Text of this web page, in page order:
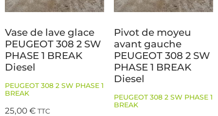
Vase de lave glace
PEUGEOT 308 2 SW
PHASE 1 BREAK
Diesel
PEUGEOT 308 2 SW PHASE 1
BREAK
25,00€ TTC
Pivot de moyeu
avant gauche
PEUGEOT 308 2 SW
PHASE 1 BREAK
Diesel
PEUGEOT 308 2 SW PHASE 1
BREAK